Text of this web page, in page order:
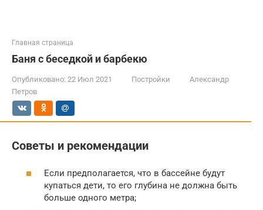
Главная страница
Баня с беседкой и барбекю
Опубликовано: 22 Июл 2021 Постройки
Александр
Петров
Советы и рекомендации
Если предполагается, что в бассейне будут
купаться дети, то его глубина не должна быть
больше одного метра;